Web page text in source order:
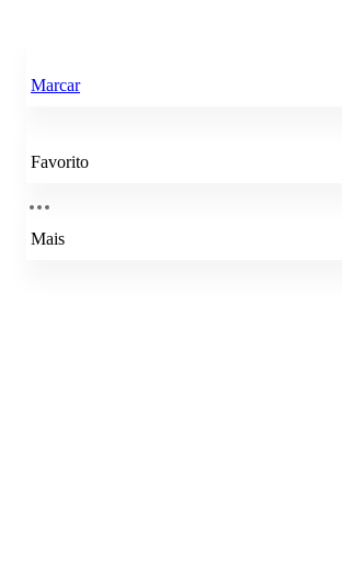
Marcar
Favorito
Mais